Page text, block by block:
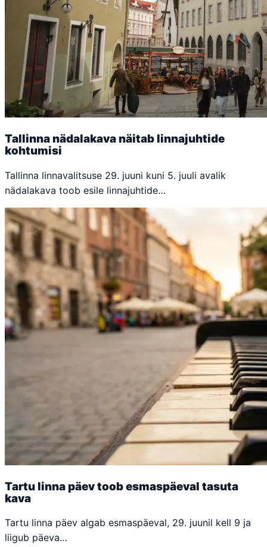
Tallinna nädalakava näitab linnajuhtide
kohtumisi
Tallinna linnavalitsuse 29. juuni kuni 5. juuli avalik
nädalakava toob esile linnajuhtide…
Tartu linna päev toob esmaspäeval tasuta
kava
Tartu linna päev algab esmaspäeval, 29. juunil kell 9 ja
liigub päeva…